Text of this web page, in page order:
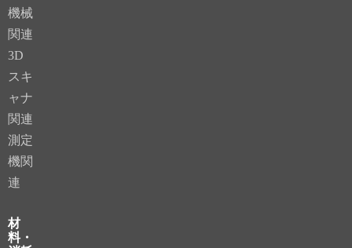
機械
関連
3D
スキ
ャナ
関連
測定
機関
連
材
料・